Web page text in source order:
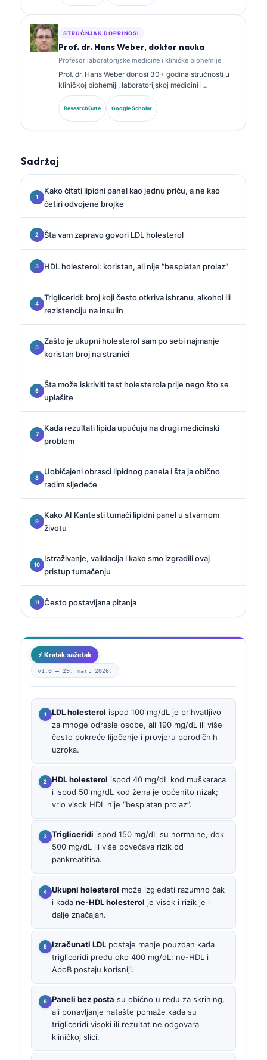
STRUČNJAK DOPRINOSI
Prof. dr. Hans Weber, doktor nauka
Profesor laboratorijske medicine i kliničke biohemije
Prof. dr. Hans Weber donosi 30+ godina stručnosti u
kliničkoj biohemiji, laboratorijskoj medicini i
istraživanju biomarkera. Bivši predsjednik Njemačkog
društva za kliničku hemiju, specijalizovan je za
analizu dijagnostičkih panela, standardizaciju
ResearchGate Google Scholar
Sadržaj
Kako čitati lipidni panel kao jednu priču, a ne kao
četiri odvojene brojke
Šta vam zapravo govori LDL holesterol
HDL holesterol: koristan, ali nije “besplatan prolaz”
Trigliceridi: broj koji često otkriva ishranu, alkohol ili
rezistenciju na insulin
Zašto je ukupni holesterol sam po sebi najmanje
koristan broj na stranici
Šta može iskriviti test holesterola prije nego što se
uplašite
Kada rezultati lipida upućuju na drugi medicinski
problem
Uobičajeni obrasci lipidnog panela i šta ja obično
radim sljedeće
Kako AI Kantesti tumači lipidni panel u stvarnom
životu
Istraživanje, validacija i kako smo izgradili ovaj
pristup tumačenju
Često postavljana pitanja
⚡ Kratak sažetak
v1.0 — 29. mart 2026.
LDL holesterol ispod 100 mg/dL je prihvatljivo
za mnoge odrasle osobe, ali 190 mg/dL ili više
često pokreće liječenje i provjeru porodičnih
uzroka.
HDL holesterol ispod 40 mg/dL kod muškaraca
i ispod 50 mg/dL kod žena je općenito nizak;
vrlo visok HDL nije “besplatan prolaz”.
Trigliceridi ispod 150 mg/dL su normalne, dok
500 mg/dL ili više povećava rizik od
pankreatitisa.
Ukupni holesterol može izgledati razumno čak
i kada ne-HDL holesterol je visok i rizik je i
dalje značajan.
Izračunati LDL postaje manje pouzdan kada
trigliceridi pređu oko 400 mg/dL; ne-HDL i
ApoB postaju korisniji.
Paneli bez posta su obično u redu za skrining,
ali ponavljanje natašte pomaže kada su
trigliceridi visoki ili rezultat ne odgovara
kliničkoj slici.